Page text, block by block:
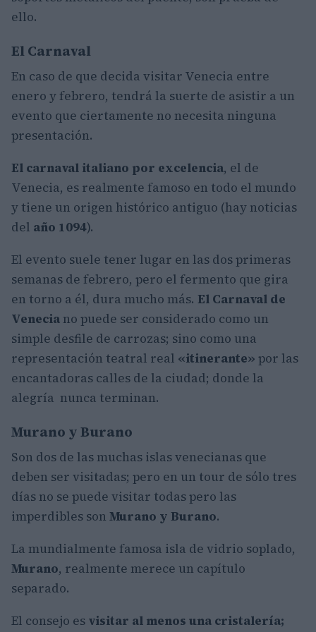
ello.
El Carnaval
En caso de que decida visitar Venecia entre
enero y febrero, tendrá la suerte de asistir a un
evento que ciertamente no necesita ninguna
presentación.
El carnaval italiano por excelencia, el de
Venecia, es realmente famoso en todo el mundo
y tiene un origen histórico antiguo (hay noticias
del año 1094).
El evento suele tener lugar en las dos primeras
semanas de febrero, pero el fermento que gira
en torno a él, dura mucho más. El Carnaval de
Venecia no puede ser considerado como un
simple desfile de carrozas; sino como una
representación teatral real «itinerante» por las
encantadoras calles de la ciudad; donde la
alegría nunca terminan.
Murano y Burano
Son dos de las muchas islas venecianas que
deben ser visitadas; pero en un tour de sólo tres
días no se puede visitar todas pero las
imperdibles son Murano y Burano.
La mundialmente famosa isla de vidrio soplado,
Murano, realmente merece un capítulo
separado.
El consejo es visitar al menos una cristalería;